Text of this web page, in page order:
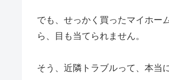
でも、せっかく買ったマイホー
ら、目も当てられません。
そう、近隣トラブルって、本当